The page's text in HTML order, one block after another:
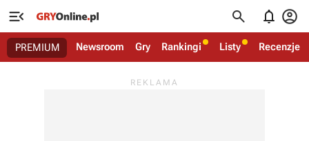
   
PREMIUM Newsroom Gry Rankingi Listy Recenzje